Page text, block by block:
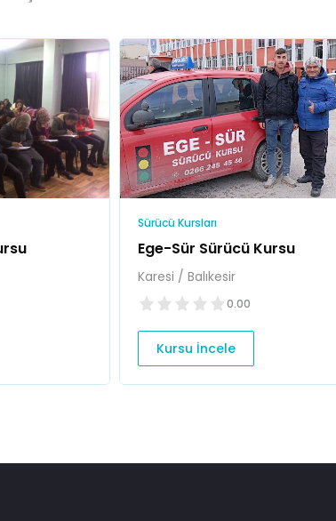
Sürücü Kursları
Ege-Sür Sürücü Kursu
Karesi / Balıkesir
0.00
Kursu İncele